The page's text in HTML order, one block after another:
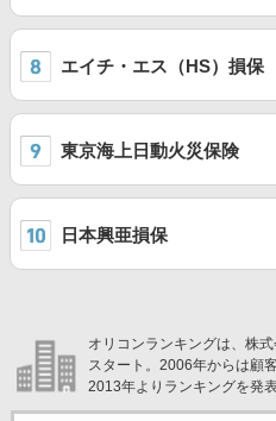
エイチ・エス（HS）損保
東京海上日動火災保険
日本興亜損保
オリコンランキングは、株
スタート。2006年からは顧
2013年よりランキングを発